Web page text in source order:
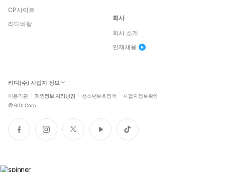
CP사이트
리디바탕
회사
회사 소개
인재채용
리디(주) 사업자 정보
이용약관 개인정보 처리방침 청소년보호정책 사업자정보확인
© RIDI Corp.
페
이
인
스
트
위
유
튜
틱
톡